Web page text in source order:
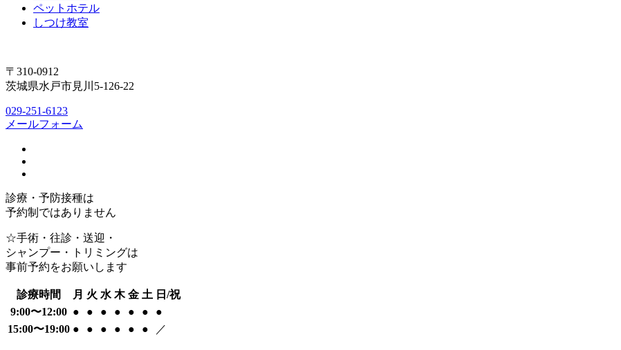
ペットホテル
しつけ教室
〒310-0912
茨城県水戸市見川5-126-22
029-251-6123
メールフォーム
診療・予防接種は
予約制ではありません
☆手術・往診・送迎・
シャンプー・トリミングは
事前予約をお願いします
診療時間 月 火 水 木 金 土 日/祝
9:00〜12:00 ● ● ● ● ● ●
●
15:00〜19:00 ● ● ● ● ● ● ／